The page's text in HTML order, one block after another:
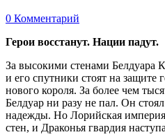
0 Комментарий
Герои восстанут. Нации падут.
За высокими стенами Белдуара
и его спутники стоят на защите
нового короля. За более чем
Белдуар ни разу не пал. Он
надежды. Но Лорийская империя
стен, и Драконья гвардия